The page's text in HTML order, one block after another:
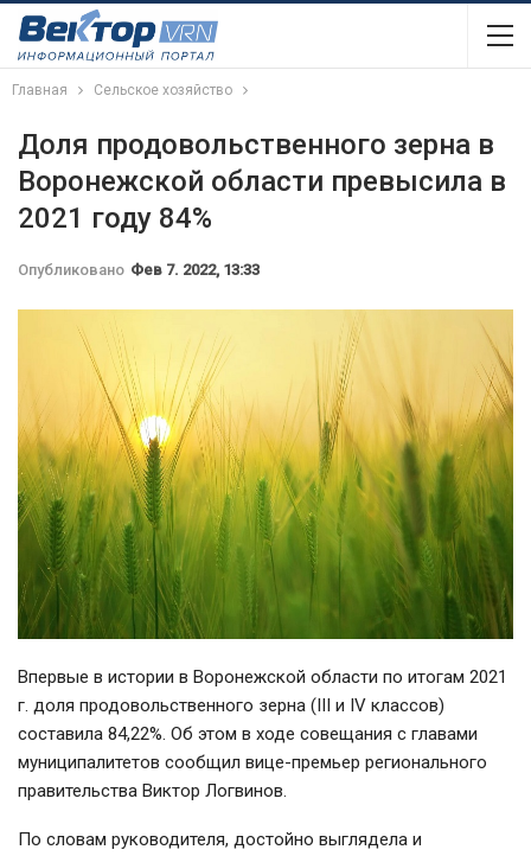
Главная Сельское хозяйство
Доля продовольственного зерна в
Воронежской области превысила в
2021 году 84%
Опубликовано Фев 7. 2022, 13:33
Впервые в истории в Воронежской области по итогам 2021
г. доля продовольственного зерна (III и IV классов)
составила 84,22%. Об этом в ходе совещания с главами
муниципалитетов сообщил вице-премьер регионального
правительства Виктор Логвинов.
По словам руководителя, достойно выглядела и